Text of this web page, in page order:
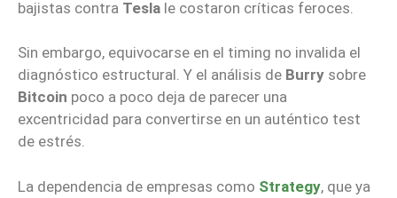
bajistas contra Tesla le costaron críticas feroces.
Sin embargo, equivocarse en el timing no invalida el
diagnóstico estructural. Y el análisis de Burry sobre
Bitcoin poco a poco deja de parecer una
excentricidad para convertirse en un auténtico test
de estrés.
La dependencia de empresas como Strategy, que ya